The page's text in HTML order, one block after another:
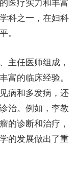
医疗实力和丰富
科之一，在妇科
。
主任医师组成，
富的临床经验。
病和多发病，还
治。例如，李教
的诊断和治疗，
的发展做出了重